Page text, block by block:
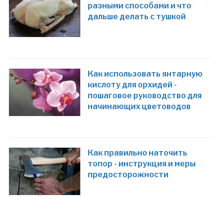
разными способами и что
дальше делать с тушкой
Как использовать янтарную
кислоту для орхидей -
пошаговое руководство для
начинающих цветоводов
Как правильно наточить
топор - инструкция и меры
предосторожности